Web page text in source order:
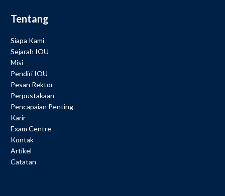
Tentang
Siapa Kami
Sejarah IOU
Misi
Pendiri IOU
Pesan Rektor
Perpustakaan
Pencapaian Penting
Karir
Exam Centre
Kontak
Artikel
Catatan